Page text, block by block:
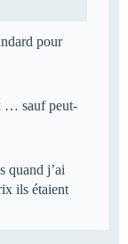
pour
… sauf peut-
quand j’ai
ils étaient